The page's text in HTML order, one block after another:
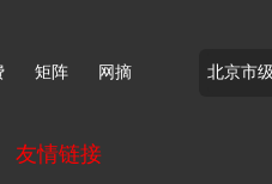
矩阵 网摘
友情链接